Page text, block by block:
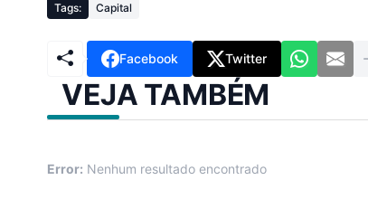
Tags: Capital
Facebook Twitter
VEJA TAMBÉM
Error: Nenhum resultado encontrado